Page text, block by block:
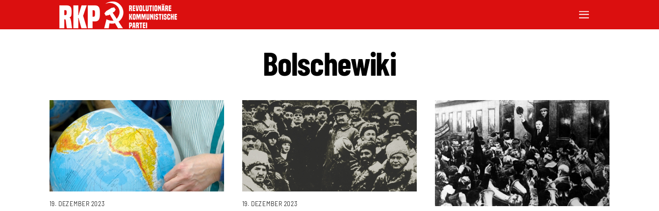
Bolschewiki
19. DEZEMBER 2023 19. DEZEMBER 2023